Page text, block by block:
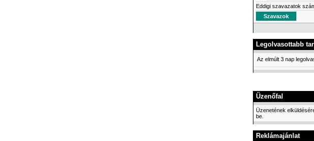
Eddigi szavazatok
Legolvasottabb
Az elmúlt 3 nap
Üzenőfal
Üzenetének
be.
Reklámajánlat